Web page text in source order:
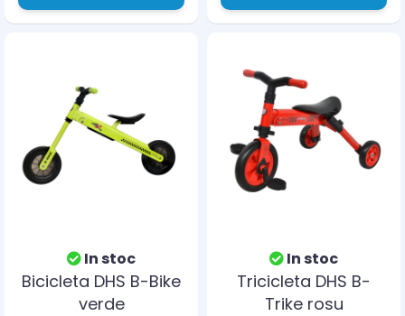
In stoc
Bicicleta DHS B-Bike
verde
In stoc
Tricicleta DHS B-
Trike rosu